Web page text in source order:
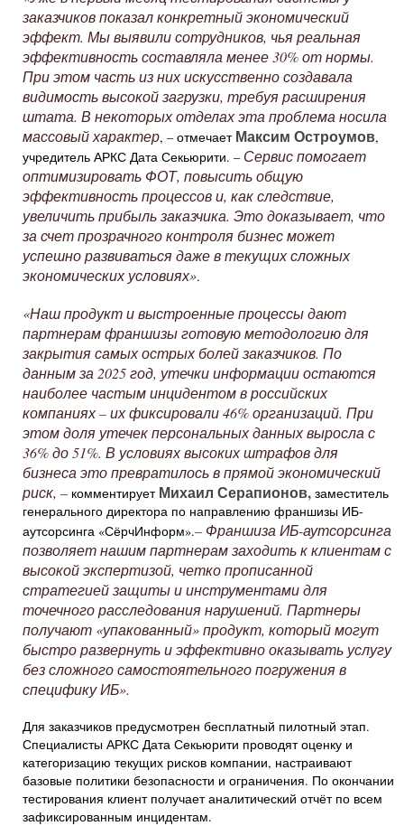
заказчиков показал конкретный экономический
эффект. Мы выявили сотрудников, чья реальная
эффективность составляла менее 30% от нормы.
При этом часть из них искусственно создавала
видимость высокой загрузки, требуя расширения
штата. В некоторых отделах эта проблема носила
массовый характер, – отмечает Максим Остроумов,
учредитель АРКС Дата Секьюрити. – Сервис помогает
оптимизировать ФОТ, повысить общую
эффективность процессов и, как следствие,
увеличить прибыль заказчика. Это доказывает, что
за счет прозрачного контроля бизнес может
успешно развиваться даже в текущих сложных
экономических условиях».
«Наш продукт и выстроенные процессы дают
партнерам франшизы готовую методологию для
закрытия самых острых болей заказчиков. По
данным за 2025 год, утечки информации остаются
наиболее частым инцидентом в российских
компаниях – их фиксировали 46% организаций. При
этом доля утечек персональных данных выросла с
36% до 51%. В условиях высоких штрафов для
бизнеса это превратилось в прямой экономический
риск, – комментирует Михаил Серапионов, заместитель
генерального директора по направлению франшизы ИБ-
аутсорсинга «СёрчИнформ».– Франшиза ИБ-аутсорсинга
позволяет нашим партнерам заходить к клиентам с
высокой экспертизой, четко прописанной
стратегией защиты и инструментами для
точечного расследования нарушений. Партнеры
получают «упакованный» продукт, который могут
быстро развернуть и эффективно оказывать услугу
без сложного самостоятельного погружения в
специфику ИБ».
Для заказчиков предусмотрен бесплатный пилотный этап.
Специалисты АРКС Дата Секьюрити проводят оценку и
категоризацию текущих рисков компании, настраивают
базовые политики безопасности и ограничения. По окончании
тестирования клиент получает аналитический отчёт по всем
зафиксированным инцидентам.